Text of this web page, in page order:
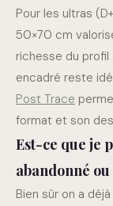
Pour les ultras
50×70 cm
richesse du profil
encadré reste
Post Trace
format et son
Est-ce que je
abandonné ou
Bien sûr on a